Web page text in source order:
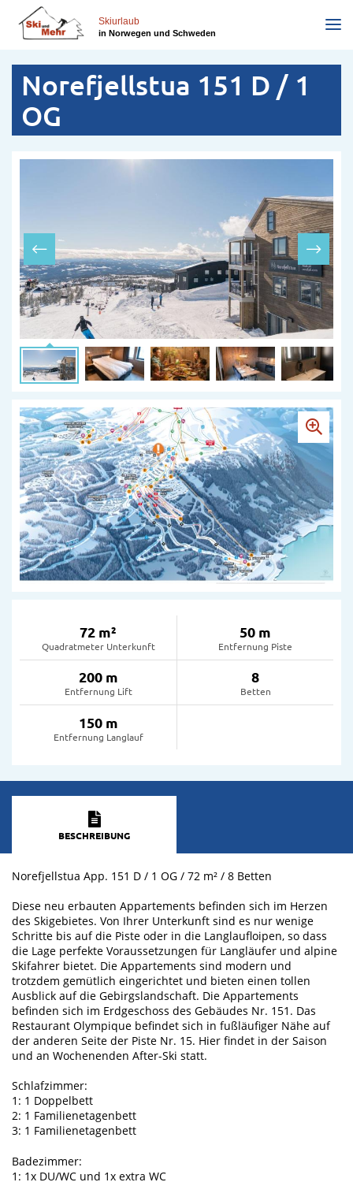
zum
Inhalt
Skiurlaub
in Norwegen und Schweden
Norefjellstua 151 D / 1
OG
72 m²
Quadratmeter Unterkunft
50 m
Entfernung Piste
200 m
Entfernung Lift
8
Betten
150 m
Entfernung Langlauf
BESCHREIBUNG
Norefjellstua App. 151 D / 1 OG / 72 m² / 8 Betten
Diese neu erbauten Appartements befinden sich im Herzen
des Skigebietes. Von Ihrer Unterkunft sind es nur wenige
Schritte bis auf die Piste oder in die Langlaufloipen, so dass
die Lage perfekte Voraussetzungen für Langläufer und alpine
Skifahrer bietet. Die Appartements sind modern und
trotzdem gemütlich eingerichtet und bieten einen tollen
Ausblick auf die Gebirgslandschaft. Die Appartements
befinden sich im Erdgeschoss des Gebäudes Nr. 151. Das
Restaurant Olympique befindet sich in fußläufiger Nähe auf
der anderen Seite der Piste Nr. 15. Hier findet in der Saison
und an Wochenenden After-Ski statt.
Schlafzimmer:
1: 1 Doppelbett
2: 1 Familienetagenbett
3: 1 Familienetagenbett
Badezimmer:
1: 1x DU/WC und 1x extra WC